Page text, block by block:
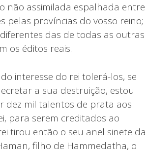
não assimilada espalhada entre
pelas províncias do vosso reino;
das de todas as outras
os éditos reais.
interesse do rei tolerá-los, se
a sua destruição, estou
dez mil talentos de prata aos
para serem creditados ao
tirou então o seu anel sinete da
filho de Hammedatha, o